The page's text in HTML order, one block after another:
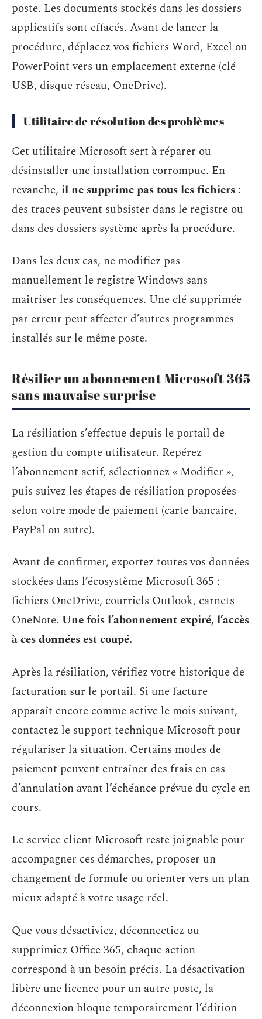
poste. Les documents stockés dans les dossiers
applicatifs sont effacés. Avant de lancer la
procédure, déplacez vos fichiers Word, Excel ou
PowerPoint vers un emplacement externe (clé
USB, disque réseau, OneDrive).
Utilitaire de résolution des problèmes
Cet utilitaire Microsoft sert à réparer ou
désinstaller une installation corrompue. En
revanche, il ne supprime pas tous les fichiers :
des traces peuvent subsister dans le registre ou
dans des dossiers système après la procédure.
Dans les deux cas, ne modifiez pas
manuellement le registre Windows sans
maîtriser les conséquences. Une clé supprimée
par erreur peut affecter d’autres programmes
installés sur le même poste.
Résilier un abonnement Microsoft 365
sans mauvaise surprise
La résiliation s’effectue depuis le portail de
gestion du compte utilisateur. Repérez
l’abonnement actif, sélectionnez « Modifier »,
puis suivez les étapes de résiliation proposées
selon votre mode de paiement (carte bancaire,
PayPal ou autre).
Avant de confirmer, exportez toutes vos données
stockées dans l’écosystème Microsoft 365 :
fichiers OneDrive, courriels Outlook, carnets
OneNote. Une fois l’abonnement expiré, l’accès
à ces données est coupé.
Après la résiliation, vérifiez votre historique de
facturation sur le portail. Si une facture
apparaît encore comme active le mois suivant,
contactez le support technique Microsoft pour
régulariser la situation. Certains modes de
paiement peuvent entraîner des frais en cas
d’annulation avant l’échéance prévue du cycle en
cours.
Le service client Microsoft reste joignable pour
accompagner ces démarches, proposer un
changement de formule ou orienter vers un plan
mieux adapté à votre usage réel.
Que vous désactiviez, déconnectiez ou
supprimiez Office 365, chaque action
correspond à un besoin précis. La désactivation
libère une licence pour un autre poste, la
déconnexion bloque temporairement l’édition